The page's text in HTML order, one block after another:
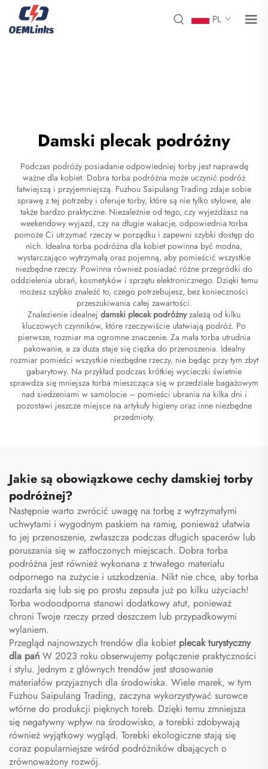
PL
Damski plecak podróżny
Podczas podróży posiadanie odpowiedniej torby jest naprawdę
ważne dla kobiet. Dobra torba podróżna może uczynić podróż
łatwiejszą i przyjemniejszą. Fuzhou Saipulang Trading zdaje sobie
sprawę z tej potrzeby i oferuje torby, które są nie tylko stylowe, ale
także bardzo praktyczne. Niezależnie od tego, czy wyjeżdżasz na
weekendowy wyjazd, czy na długie wakacje, odpowiednia torba
pomoże Ci utrzymać rzeczy w porządku i zapewni szybki dostęp do
nich. Idealna torba podróżna dla kobiet powinna być modna,
wystarczająco wytrzymałą oraz pojemną, aby pomieścić wszystkie
niezbędne rzeczy. Powinna również posiadać różne przegródki do
oddzielenia ubrań, kosmetyków i sprzętu elektronicznego. Dzięki temu
możesz szybko znaleźć to, czego potrzebujesz, bez konieczności
przeszukiwania całej zawartości.
Znalezienie idealnej damski plecak podróżnyzależą od kilku
kluczowych czynników, które rzeczywiście ułatwiają podróż. Po
pierwsze, rozmiar ma ogromne znaczenie. Za mała torba utrudnia
pakowanie, a za duża staje się ciężka do przenoszenia. Idealny
rozmiar pomieści wszystkie niezbędne rzeczy, nie będąc przy tym zbyt
gabarytowy. Na przykład podczas krótkiej wycieczki świetnie
sprawdza się mniejsza torba mieszcząca się w przedziale bagażowym
nad siedzeniami w samolocie – pomieści ubrania na kilka dni i
pozostawi jeszcze miejsce na artykuły higieny oraz inne niezbędne
przedmioty.
Jakie są obowiązkowe cechy damskiej torby
podróżnej?
Następnie warto zwrócić uwagę na torbę z wytrzymałymi
uchwytami i wygodnym paskiem na ramię, ponieważ ułatwia
to jej przenoszenie, zwłaszcza podczas długich spacerów lub
poruszania się w zatłoczonych miejscach. Dobra torba
podróżna jest również wykonana z trwałego materiału
odpornego na zużycie i uszkodzenia. Nikt nie chce, aby torba
rozdarła się lub się po prostu zepsuła już po kilku użyciach!
Torba wodoodporna stanowi dodatkowy atut, ponieważ
chroni Twoje rzeczy przed deszczem lub przypadkowymi
wylaniem.
Przegląd najnowszych trendów dla kobiet plecak turystyczny
dla pań W 2023 roku obserwujemy połączenie praktyczności
i stylu. Jednym z głównych trendów jest stosowanie
materiałów przyjaznych dla środowiska. Wiele marek, w tym
Fuzhou Saipulang Trading, zaczyna wykorzystywać surowce
wtórne do produkcji pięknych toreb. Dzięki temu zmniejsza
się negatywny wpływ na środowisko, a torebki zdobywają
również wyjątkowy wygląd. Torebki ekologiczne stają się
coraz popularniejsze wśród podróżników dbających o
zrównoważony rozwój.